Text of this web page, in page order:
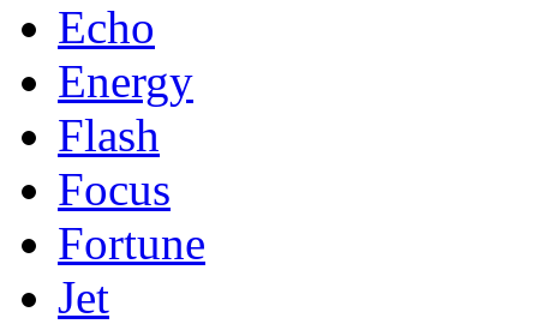
Echo
Energy
Flash
Focus
Fortune
Jet